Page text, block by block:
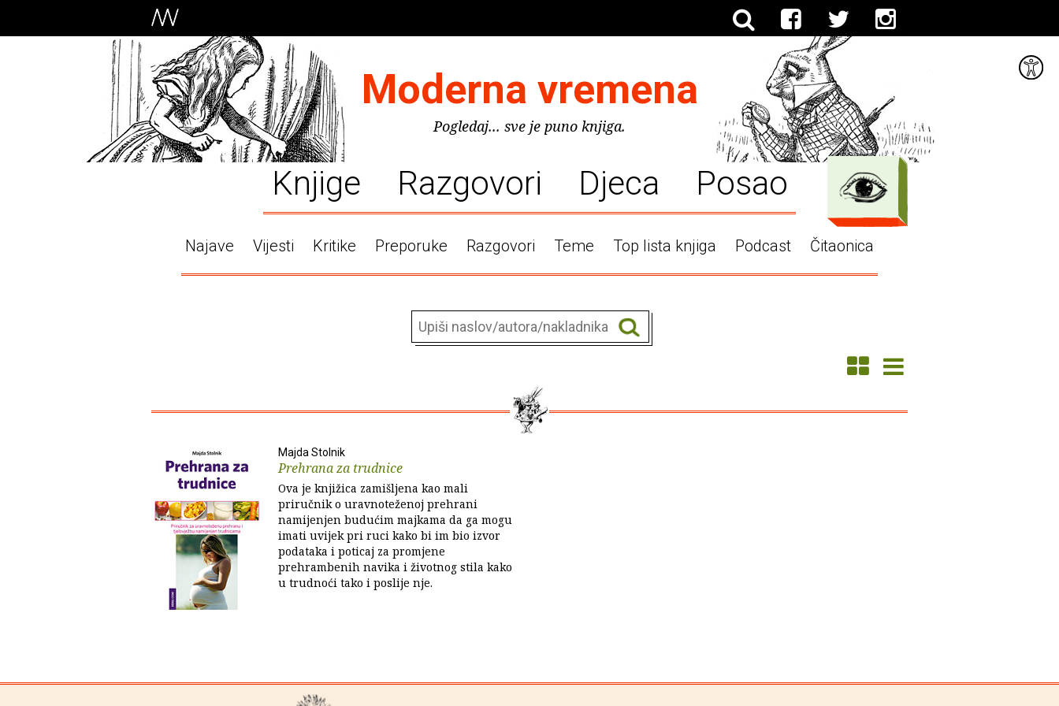
Moderna vremena
Pogledaj... sve je puno knjiga.
Knjige Razgovori Djeca Posao
Najave Vijesti Kritike Preporuke Razgovori Teme Top lista knjiga Podcast Čitaonica
Majda Stolnik
Prehrana za trudnice
Ova je knjižica zamišljena kao mali
priručnik o uravnoteženoj prehrani
namijenjen budućim majkama da ga mogu
imati uvijek pri ruci kako bi im bio izvor
podataka i poticaj za promjene
prehrambenih navika i životnog stila kako
u trudnoći tako i poslije nje.